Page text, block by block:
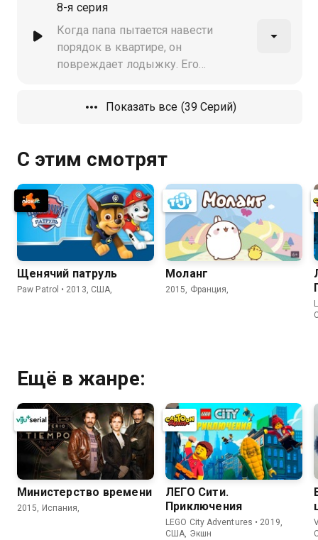
электричество
8-я серия
Когда папа пытается навести
порядок в квартире, он
повреждает лодыжку. Его
присмотреть за девочками, пока
его нет. Начинается настоящий ад
Показать все (39 Серий)
С этим смотрят
Щенячий патруль
Paw Patrol • 2013, США,
Моланг
2015, Франция,
Ещё в жанре:
Министерство времени
2015, Испания,
ЛЕГО Сити.
Приключения
LEGO City Adventures • 2019,
США, Экшн